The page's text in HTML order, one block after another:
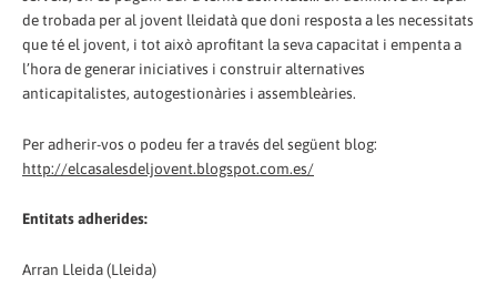
de trobada per al jovent lleidatà que doni resposta a les necessitats
que té el jovent, i tot això aprofitant la seva capacitat i empenta a
l’hora de generar iniciatives i construir alternatives
anticapitalistes, autogestionàries i assembleàries.
Per adherir-vos o podeu fer a través del següent blog:
http://elcasalesdeljovent.blogspot.com.es/
Entitats adherides:
Arran Lleida (Lleida)